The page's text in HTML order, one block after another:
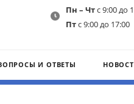
Пн – Чтс 9:00 до
Птс 9:00 до 17:00
И ОТВЕТЫ